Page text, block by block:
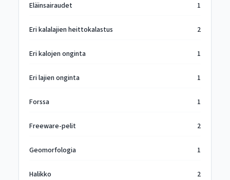
Eläinsairaudet 1
Eri kalalajien heittokalastus 2
Eri kalojen onginta 1
Eri lajien onginta 1
Forssa 1
Freeware-pelit 2
Geomorfologia 1
Halikko 2